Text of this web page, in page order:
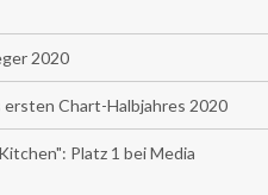
2020
Chart-Halbjahres 2020
Platz 1 bei Media